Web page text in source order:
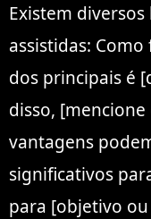
Existem
assistidas:
dos principais é
disso,
vantagens
significativos
para [objetivo